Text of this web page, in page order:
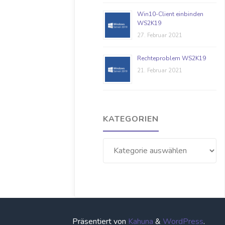
Win10-Client einbinden
WS2K19
27. Februar 2021
Rechteproblem WS2K19
21. Februar 2021
KATEGORIEN
Präsentiert von Kahuna & WordPress.